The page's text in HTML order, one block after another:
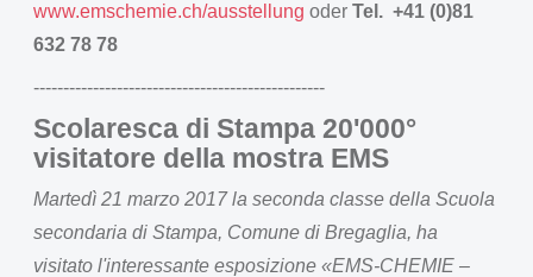
www.emschemie.ch/ausstellung oder Tel. +41 (0)81
632 78 78
-------------------------------------------------
Scolaresca di Stampa 20'000°
visitatore della mostra EMS
Martedì 21 marzo 2017 la seconda classe della Scuola
secondaria di Stampa, Comune di Bregaglia, ha
visitato l'interessante esposizione «EMS-CHEMIE –